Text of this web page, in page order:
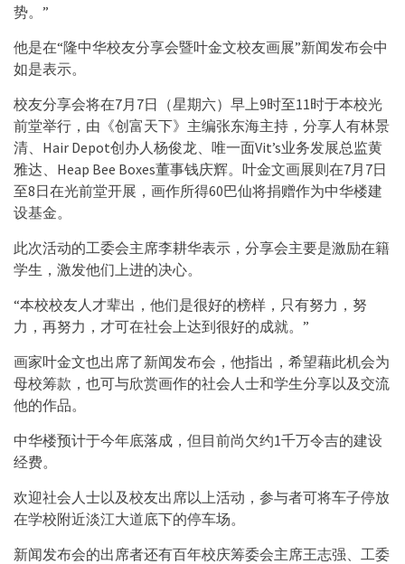
势。”
他是在“隆中华校友分享会暨叶金文校友画展”新闻发布会中
如是表示。
校友分享会将在7月7日（星期六）早上9时至11时于本校光
前堂举行，由《创富天下》主编张东海主持，分享人有林景
清、Hair Depot创办人杨俊龙、唯一面Vit’s业务发展总监黄
雅达、Heap Bee Boxes董事钱庆辉。叶金文画展则在7月7日
至8日在光前堂开展，画作所得60巴仙将捐赠作为中华楼建
设基金。
此次活动的工委会主席李耕华表示，分享会主要是激励在籍
学生，激发他们上进的决心。
“本校校友人才辈出，他们是很好的榜样，只有努力，努
力，再努力，才可在社会上达到很好的成就。”
画家叶金文也出席了新闻发布会，他指出，希望藉此机会为
母校筹款，也可与欣赏画作的社会人士和学生分享以及交流
他的作品。
中华楼预计于今年底落成，但目前尚欠约1千万令吉的建设
经费。
欢迎社会人士以及校友出席以上活动，参与者可将车子停放
在学校附近淡江大道底下的停车场。
新闻发布会的出席者还有百年校庆筹委会主席王志强、工委